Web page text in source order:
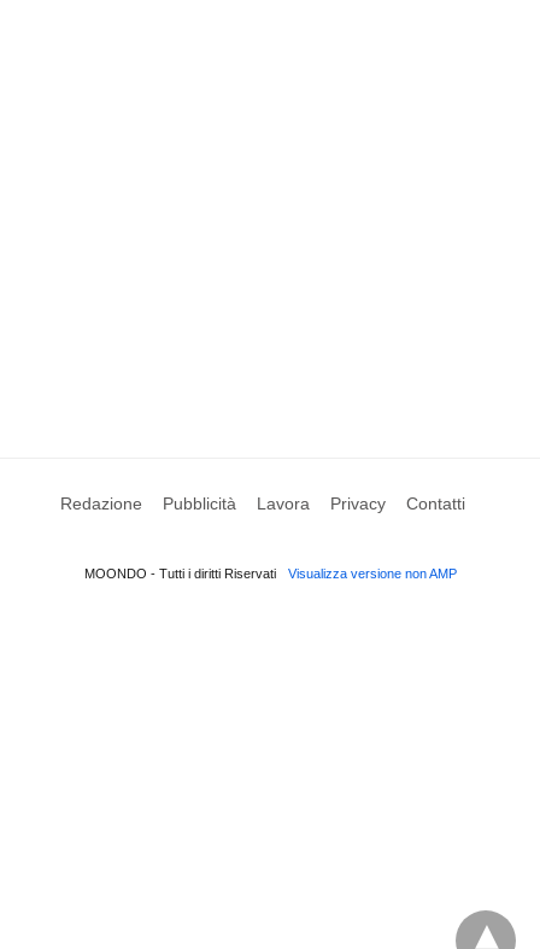
Redazione Pubblicità Lavora Privacy Contatti
MOONDO - Tutti i diritti Riservati Visualizza versione non AMP